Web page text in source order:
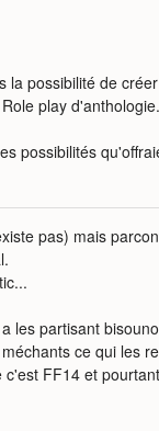
possibilité de
play
possibilités
pas) mais
les partisant
ce qui les
FF14 et